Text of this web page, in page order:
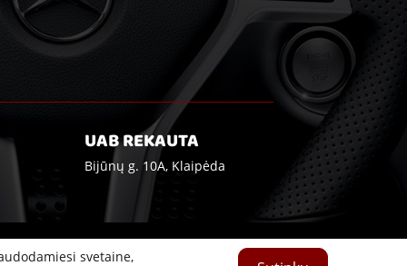
UAB REKAUTA
Bijūnų g. 10A, Klaipėda
svetaine,